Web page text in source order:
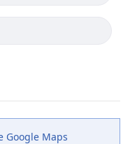
Google Maps